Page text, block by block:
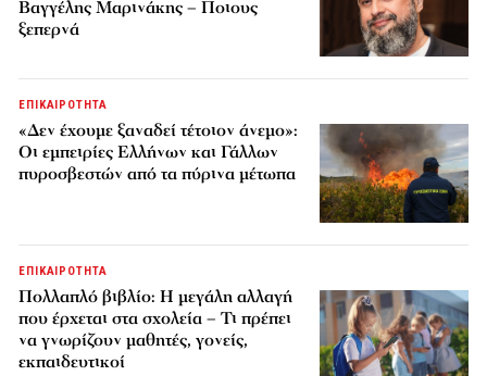
Βαγγέλης Μαρινάκης – Ποιους
ξεπερνά
ΕΠΙΚΑΙΡΟΤΗΤΑ
«Δεν έχουμε ξαναδεί τέτοιον άνεμο»:
Οι εμπειρίες Ελλήνων και Γάλλων
πυροσβεστών από τα πύρινα μέτωπα
ΕΠΙΚΑΙΡΟΤΗΤΑ
Πολλαπλό βιβλίο: Η μεγάλη αλλαγή
που έρχεται στα σχολεία – Τι πρέπει
να γνωρίζουν μαθητές, γονείς,
εκπαιδευτικοί